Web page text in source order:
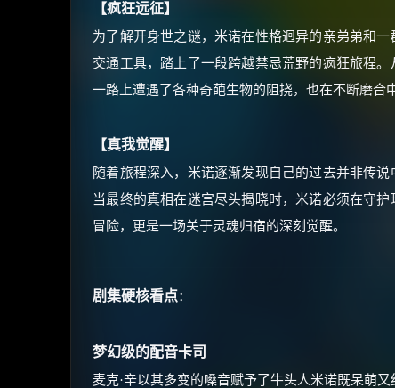
【疯狂远征】
为了解开身世之谜，米诺在性格迥异的亲弟弟和
交通工具，踏上了一段跨越禁忌荒野的疯狂旅程
一路上遭遇了各种奇葩生物的阻挠，也在不断磨合
【真我觉醒】
随着旅程深入，米诺逐渐发现自己的过去并非传
当最终的真相在迷宫尽头揭晓时，米诺必须在守
冒险，更是一场关于灵魂归宿的深刻觉醒。
剧集硬核看点：
梦幻级的配音卡司
麦克·辛以其多变的嗓音赋予了牛头人米诺既呆萌